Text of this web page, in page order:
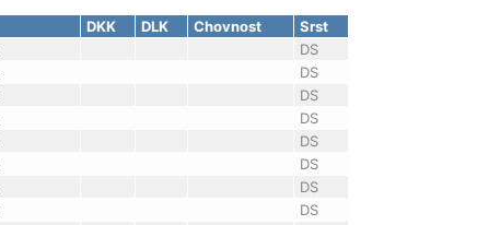
DKK DLK Chovnost
Srst
DS
DS
DS
DS
DS
DS
DS
DS